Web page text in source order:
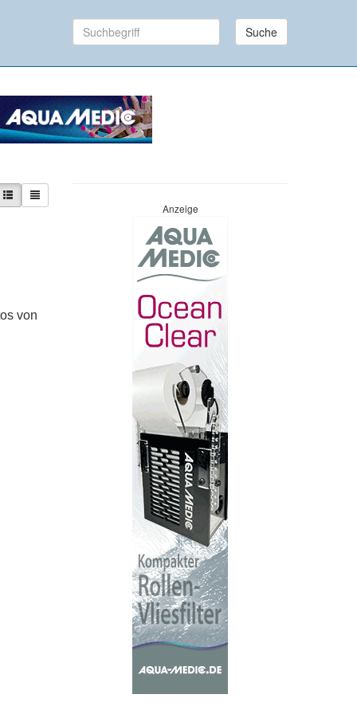
Suche
von
Anzeige